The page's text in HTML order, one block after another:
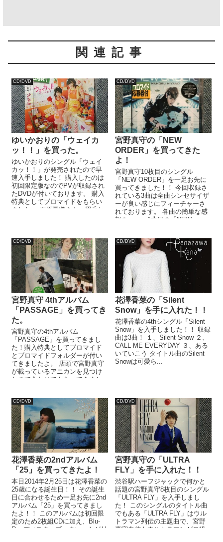
関連記事
CD/DVD
ゆいかおりの「ウェイカ
ッ！！」を買った。
ゆいかおりのシングル「ウェイ
カッ！！」が発売されたので早
速入手しました！ 購入したのは
初回限定版なのでPVが収録され
たDVDが付いております。 購入
特典としてブロマイドをもらい
ました。 石原夏織さん、眉毛と
CD/DVD
宮野真守の「NEW
ORDER」を買ってきた
よ！
宮野真守10枚目のシングル
「NEW ORDER」を一足お先に
買ってきました！！ 今回収録さ
れている3曲は全曲シンセサイザ
ーが良い感じにフィーチャーさ
れております。 各曲の簡単な感
想を。。。1曲目の「NEW
CD/DVD
宮野真守 4thアルバム
「PASSAGE」を買ってき
た。
宮野真守の4thアルバム
「PASSAGE」を買ってきまし
た！購入特典としてブロマイド
とブロマイドフォルダーが付い
てきましたよ。 店頭で宮野真守
が載っているアニカンを見つけ
たので合わせてもらってきまし
CD/DVD
花澤香菜の「Silent
Snow」を手に入れた！！
花澤香菜の4thシングル「Silent
Snow」を入手しました！！ 収録
曲は3曲！ １、Silent Snow ２、
CALL ME EVERYDAY ３、ある
いていこう タイトル曲のSilent
Snowは可愛ら...
CD/DVD
花澤香菜の2ndアルバム
「25」を買ってきたよ！
本日2014年2月25日は花澤香菜の
25歳になる誕生日！！ その誕生
日に合わせるため一足お先に2nd
アルバム「25」を買ってきまし
たよ！！ このアルバムは初回限
定のため2枚組CDに加え、Blu-
Rayディスク、ブックレットが付
CD/DVD
宮野真守の「ULTRA
FLY」を手に入れた！！
渋谷駅ハーフジャックで何かと
話題の宮野真守8枚目のシングル
「ULTRA FLY」を入手しまし
た！ このシングルのタイトル曲
でもある「ULTRA FLY」はウル
トラマン列伝の主題曲で、宮野
真守自信もウルトラマンゼロ役